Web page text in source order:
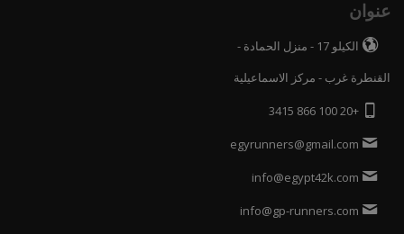
عنوان
الكيلو 17 - منزل الحمادة -
القنطرة غرب - مركز الاسماعيلية
+20 100 866 3415
egyrunners@gmail.com
info@egypt42k.com
info@gp-runners.com